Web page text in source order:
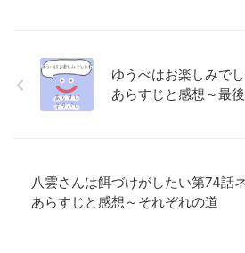
ゆうべはお楽しみで
あらすじと感想～最
八雲さんは餌づけがしたい第74話
あらすじと感想～それぞれの道